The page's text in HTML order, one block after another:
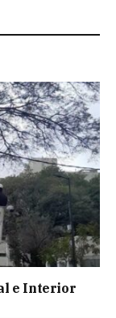
e Interior